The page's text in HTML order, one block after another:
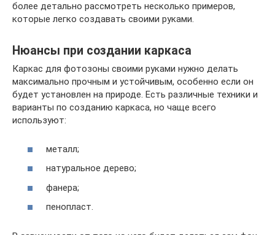
более детально рассмотреть несколько примеров,
которые легко создавать своими руками.
Нюансы при создании каркаса
Каркас для фотозоны своими руками нужно делать
максимально прочным и устойчивым, особенно если он
будет установлен на природе. Есть различные техники и
варианты по созданию каркаса, но чаще всего
используют:
металл;
натуральное дерево;
фанера;
пенопласт.